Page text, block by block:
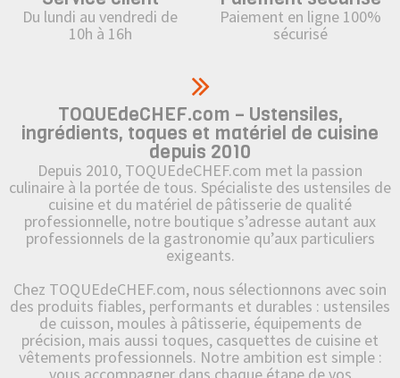
Du lundi au vendredi de
10h à 16h
Paiement en ligne 100%
sécurisé
TOQUEdeCHEF.com – Ustensiles,
ingrédients, toques et matériel de cuisine
depuis 2010
Depuis 2010, TOQUEdeCHEF.com met la passion
culinaire à la portée de tous. Spécialiste des ustensiles de
cuisine et du matériel de pâtisserie de qualité
professionnelle, notre boutique s’adresse autant aux
professionnels de la gastronomie qu’aux particuliers
exigeants.
Chez TOQUEdeCHEF.com, nous sélectionnons avec soin
des produits fiables, performants et durables : ustensiles
de cuisson, moules à pâtisserie, équipements de
précision, mais aussi toques, casquettes de cuisine et
vêtements professionnels. Notre ambition est simple :
vous accompagner dans chaque étape de vos